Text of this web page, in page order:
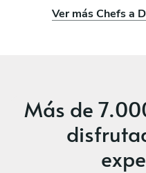
Ver más Chefs a
Más de